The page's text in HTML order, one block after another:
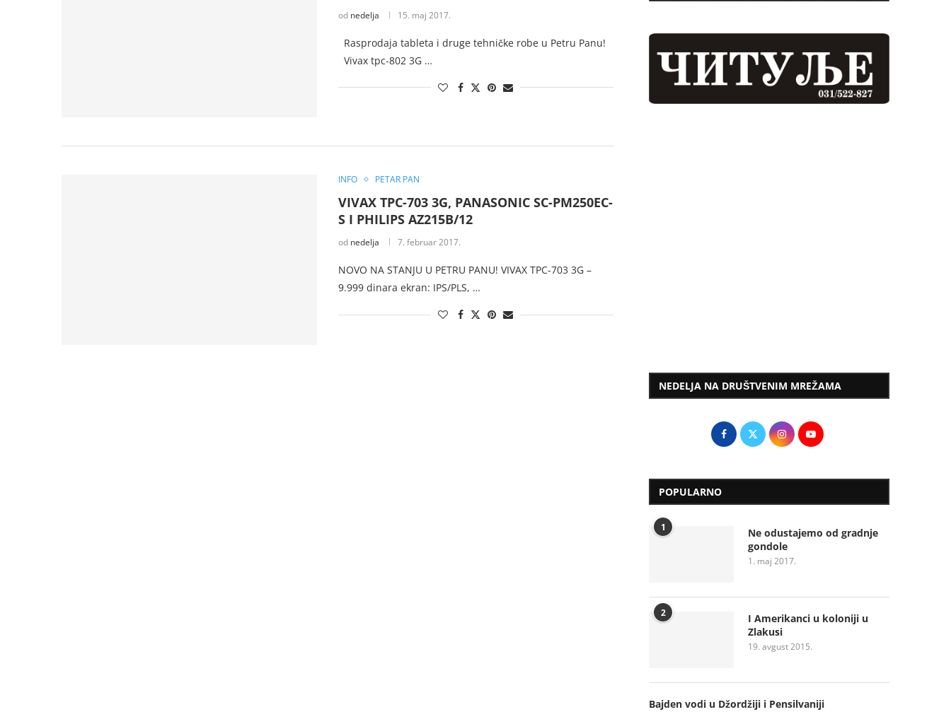
od nedelja 15. maj 2017.
Rasprodaja tableta i druge tehničke robe u Petru Panu!
Vivax tpc-802 3G …
INFO PETAR PAN
VIVAX TPC-703 3G, PANASONIC SC-PM250EC-
S I PHILIPS AZ215B/12
od nedelja 7. februar 2017.
NOVO NA STANJU U PETRU PANU! VIVAX TPC-703 3G –
9.999 dinara ekran: IPS/PLS, …
NEDELJA NA DRUŠTVENIM MREŽAMA
POPULARNO
1
Ne odustajemo od gradnje
gondole
1. maj 2017.
2
I Amerikanci u koloniji u
Zlakusi
19. avgust 2015.
Bajden vodi u Džordžiji i Pensilvaniji